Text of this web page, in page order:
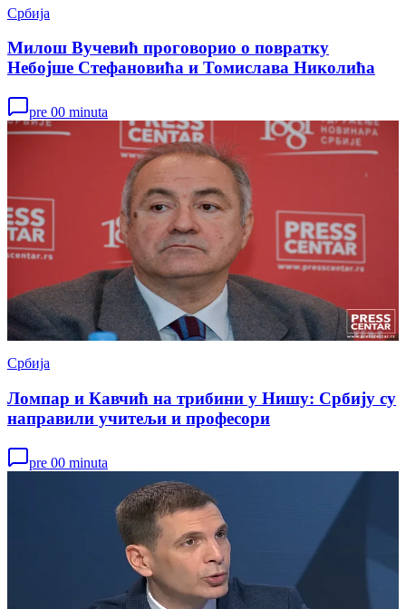
Србија
Милош Вучевић проговорио о повратку
Небојше Стефановића и Томислава Николића
pre 00 minuta
Србија
Ломпар и Кавчић на трибини у Нишу: Србију су
направили учитељи и професори
pre 00 minuta